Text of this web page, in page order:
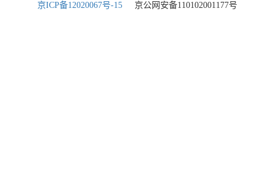
京ICP备12020067号-15
京公网安备110102001177号